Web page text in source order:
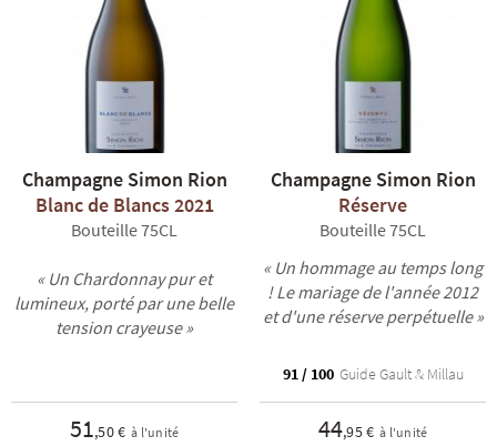
Champagne Simon Rion
Blanc de Blancs 2021
Bouteille 75CL
« Un Chardonnay pur et
lumineux, porté par une belle
tension crayeuse »
51,50 € à l'unité
Champagne Simon Rion
Réserve
Bouteille 75CL
« Un hommage au temps long
! Le mariage de l'année 2012
et d'une réserve perpétuelle »
91 / 100 Guide Gault & Millau
44,95 € à l'unité